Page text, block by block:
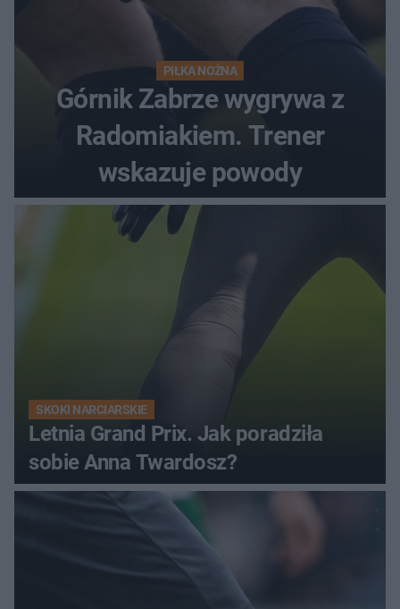
PIŁKA NOŻNA
Górnik Zabrze wygrywa z
Radomiakiem. Trener
wskazuje powody
SKOKI NARCIARSKIE
Letnia Grand Prix. Jak poradziła
sobie Anna Twardosz?